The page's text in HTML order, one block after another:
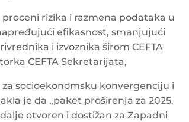
rizika i razmena podataka u
efikasnost, smanjujući
i izvoznika širom CEFTA
CEFTA Sekretarijata,
socioekonomsku konvergenciju i
je da „paket proširenja za 2025.
otvoren i dostižan za Zapadni